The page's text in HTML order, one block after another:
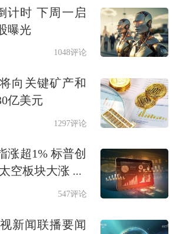
和货币政策，维持宏观经
体而言，在实行松紧适度
议，财政政策可适当提高
高创新积极性的方向，例
低税负、利用PPP方式进
和一般性技术的“竞争前
能环保产品的“需求”进行
计时 下周一启
曝光
1048评论
向关键矿产和
亿美元
1297评论
涨超1% 标普创
空板块大涨 ...
547评论
新闻联播要闻